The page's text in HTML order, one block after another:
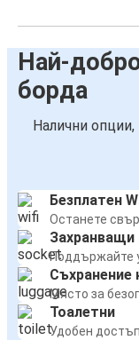
Най-
борда
Налични
Безплатен
Останете
Захранващи
Поддържайте
Съхранение
Място за
Тоалетни
Удобен